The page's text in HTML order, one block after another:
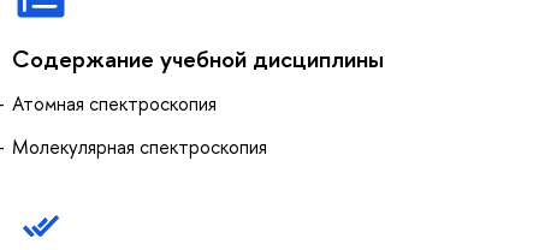
Содержание учебной дисциплины
Атомная спектроскопия
Молекулярная спектроскопия